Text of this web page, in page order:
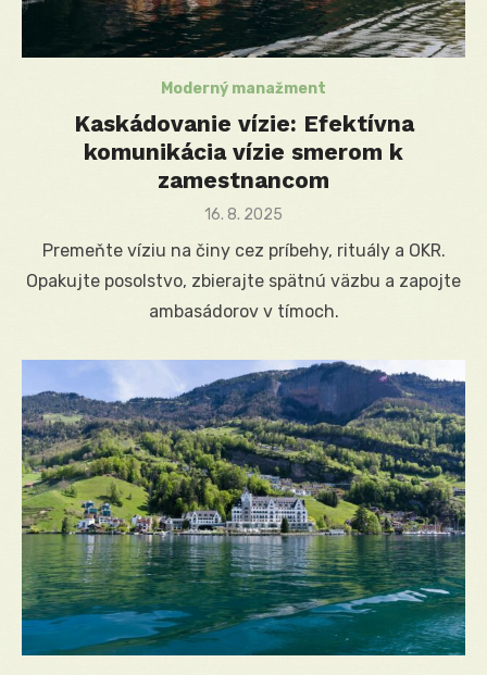
Moderný manažment
Kaskádovanie vízie: Efektívna
komunikácia vízie smerom k
zamestnancom
Posted
16. 8. 2025
Premeňte víziu na činy cez príbehy, rituály a OKR.
Opakujte posolstvo, zbierajte spätnú väzbu a zapojte
ambasádorov v tímoch.